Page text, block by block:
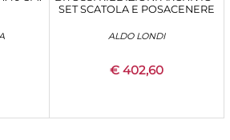
SET SCATOLA E POSACENERE
ALDO LONDI
€ 402,60